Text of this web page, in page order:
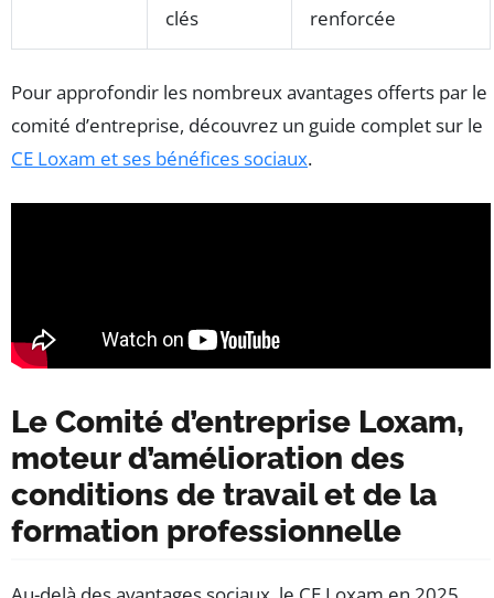
clés
renforcée
Pour approfondir les nombreux avantages offerts par le
comité d’entreprise, découvrez un guide complet sur le
CE Loxam et ses bénéfices sociaux.
Le Comité d’entreprise Loxam,
moteur d’amélioration des
conditions de travail et de la
formation professionnelle